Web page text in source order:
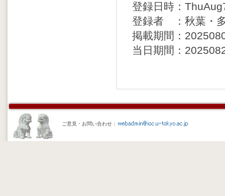
登録日時：
登録者 ：秋葉・
掲載期間：
当日期間：
ご意見・お問い合わせ：